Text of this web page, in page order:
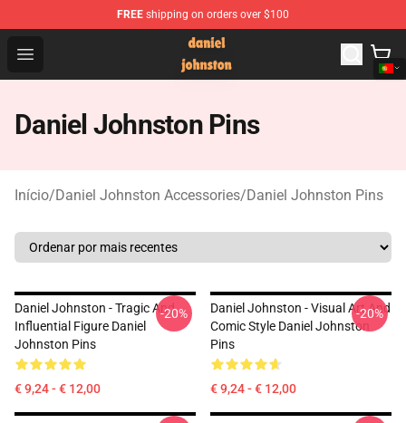
FREE shipping on orders over $100
Open menu
Daniel Johnston Store - Official Daniel Johnston
Daniel Johnston Pins
Início/Daniel Johnston Accessories/Daniel Johnston Pins
Daniel Johnston - Tragic And
Influential Figure Daniel
Johnston Pins
€ 9,24 - € 12,00
-20%
Daniel Johnston - Visual Art And
Comic Style Daniel Johnston
Pins
€ 9,24 - € 12,00
-20%